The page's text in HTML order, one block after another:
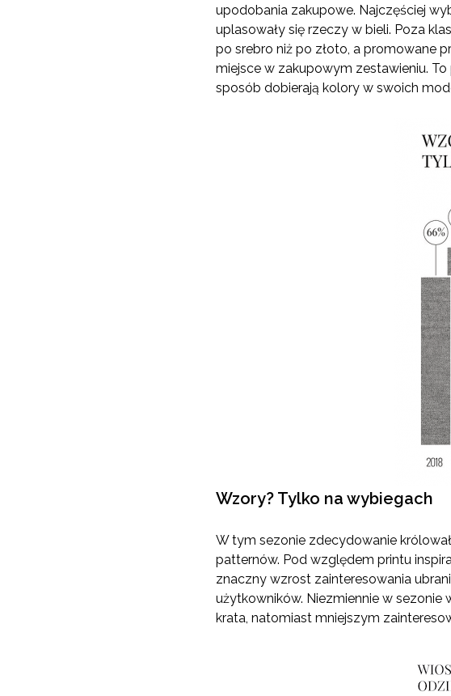
upodobania zakupowe. Najczęściej
uplasowały się rzeczy w bieli. Poza
po srebro niż po złoto, a promowane
miejsce w zakupowym zestawieniu.
sposób dobierają kolory w swoich
Wzory? Tylko na wybiegach
W tym sezonie zdecydowanie
patternów. Pod względem printu
znaczny wzrost zainteresowania
użytkowników. Niezmiennie w
krata, natomiast mniejszym